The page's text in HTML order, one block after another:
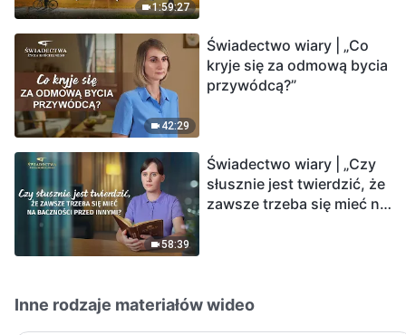
1:59:27
42:29
Świadectwo wiary | „Co
kryje się za odmową bycia
przywódcą?”
58:39
Świadectwo wiary | „Czy
słusznie jest twierdzić, że
zawsze trzeba się mieć na
Inne rodzaje materiałów wideo